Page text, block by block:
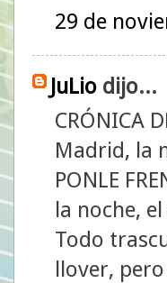
29 de
JuLio dijo...
CRÓNICA
Madrid, la
PONLE
la noche,
Todo
llover,